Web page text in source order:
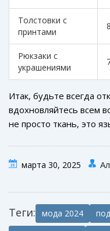
Толстовки с
принтами
Рюкзаки с
украшениями
Итак, будьте всегда
вдохновляйтесь всем
не просто ткань, это
марта 30, 2025
Теги: мода 2024